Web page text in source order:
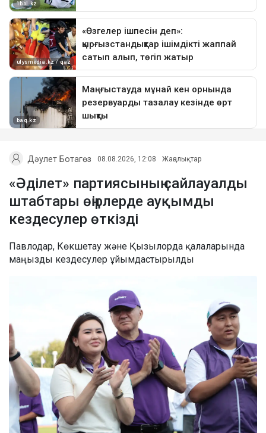
Дәулет Ботагөз 08.08.2026, 12:08 Жаңалықтар
«Әділет» партиясының сайлауалды
штабтары өңірлерде ауқымды
кездесулер өткізді
Павлодар, Көкшетау және Қызылорда қалаларында
маңызды кездесулер ұйымдастырылды